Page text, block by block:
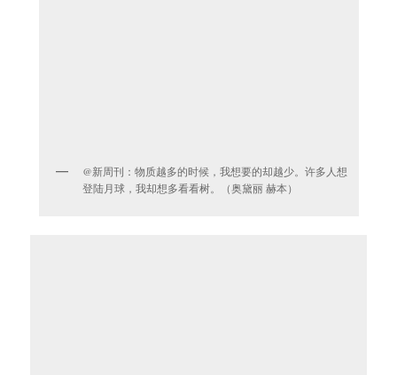
@新周刊：物质越多的时候，我想要的却越少。许多人想
登陆月球，我却想多看看树。（奥黛丽 赫本）